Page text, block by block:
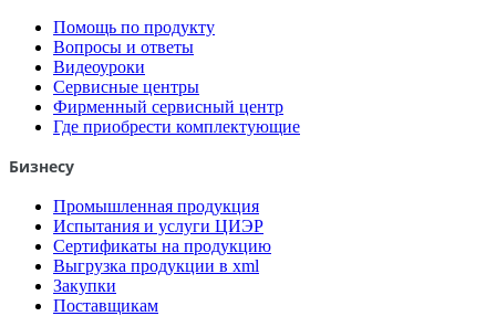
Помощь по продукту
Вопросы и ответы
Видеоуроки
Сервисные центры
Фирменный сервисный центр
Где приобрести комплектующие
Бизнесу
Промышленная продукция
Испытания и услуги ЦИЭР
Сертификаты на продукцию
Выгрузка продукции в xml
Закупки
Поставщикам